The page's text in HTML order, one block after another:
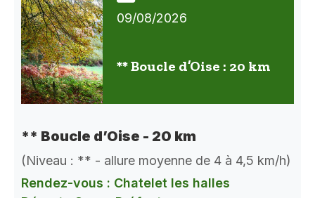
09/08/2026
** Boucle d’Oise : 20 km
** Boucle d’Oise - 20 km
(Niveau : ** - allure moyenne de 4 à 4,5 km/h)
Rendez-vous : Chatelet les halles